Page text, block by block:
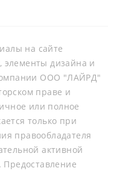
на сайте
элементы дизайна и
ООО "ЛАЙРД"
праве и
или полное
только при
правообладателя
активной
Предоставление